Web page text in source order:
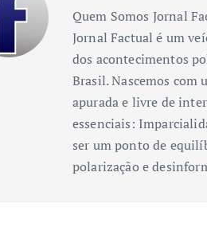
Quem Somos Jornal
Jornal Factual é um
dos acontecimentos
Brasil. Nascemos
apurada e livre de
essenciais:
ser um ponto de
polarização e